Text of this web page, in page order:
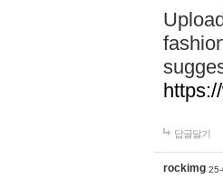
답글달기
rockimg